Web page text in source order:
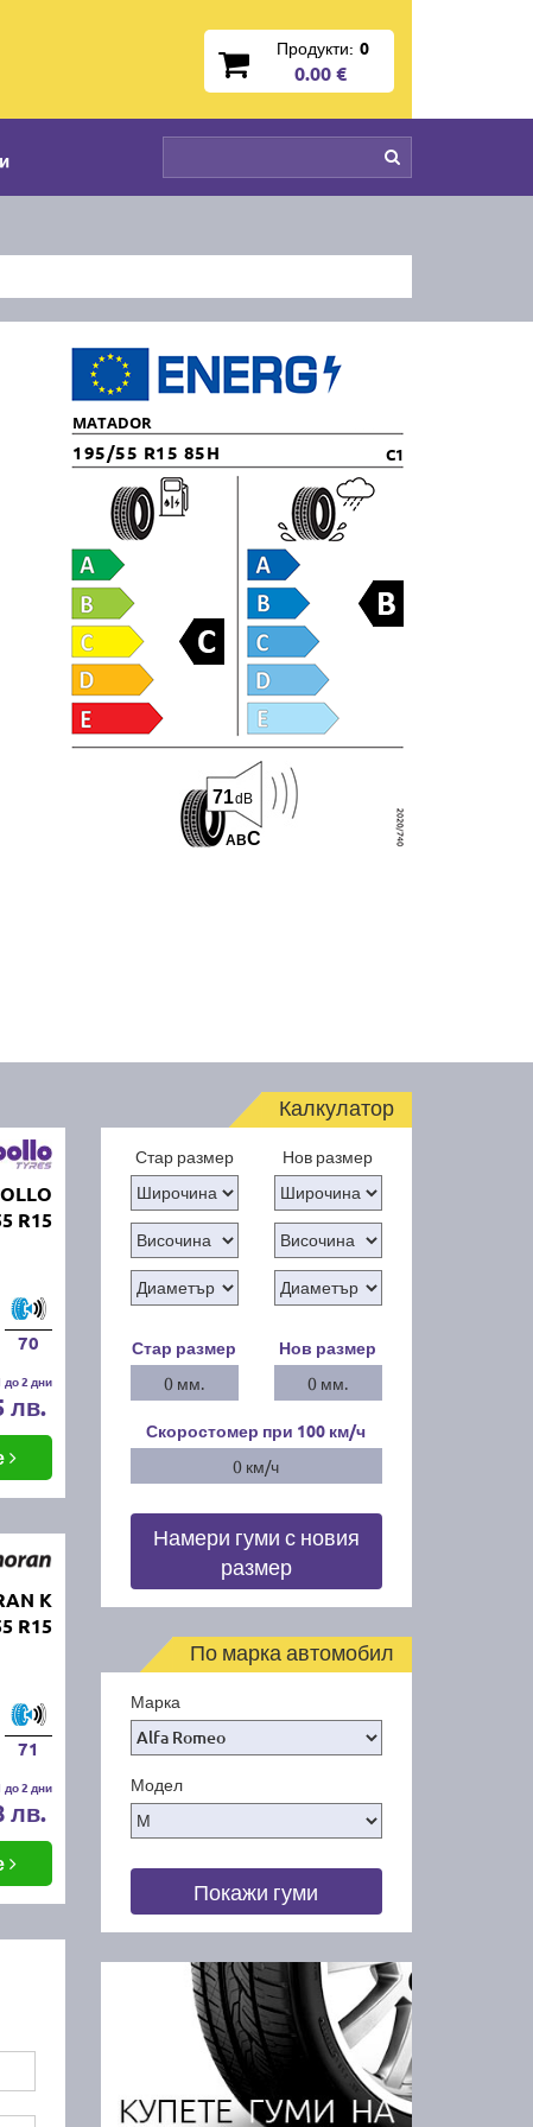
Продукти: 0
0.00 €
MATADOR
195/55 R15 85H C1
ABC
71dB
R15
70
до 2 дни
лв.
K
R15
71
до 2 дни
лв.
Калкулатор
Стар размер Нов размер
Стар размер
0 мм.
Нов размер
0 мм.
Скоростомер при 100 км/ч
0 км/ч
Намери гуми с новия
размер
По марка автомобил
Марка
Модел
Покажи гуми